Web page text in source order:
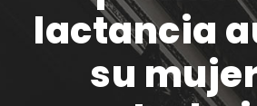
lactancia
su